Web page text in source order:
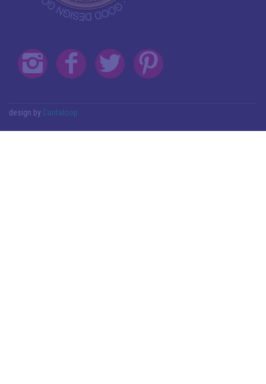
design by Cantaloop